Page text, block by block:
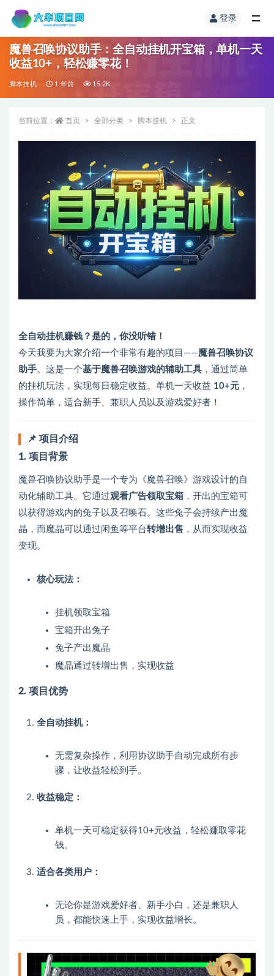
登录
魔兽召唤协议助手：全自动挂机开宝箱，单机一天
收益10+，轻松赚零花！
脚本挂机 1 年前 15.2K
当前位置： 首页 全部分类 脚本挂机 正文
全自动挂机赚钱？是的，你没听错！
今天我要为大家介绍一个非常有趣的项目——魔兽召唤协议
助手。这是一个基于魔兽召唤游戏的辅助工具 ，通过简单
的挂机玩法，实现每日稳定收益。单机一天收益 10+元 ，
操作简单，适合新手、兼职人员以及游戏爱好者！
📌 项目介绍
1. 项目背景
魔兽召唤协议助手是一个专为《魔兽召唤》游戏设计的自
动化辅助工具。它通过观看广告领取宝箱 ，开出的宝箱可
以获得游戏内的兔子以及召唤石。这些兔子会持续产出魔
晶，而魔晶可以通过闲鱼等平台转增出售 ，从而实现收益
变现。
核心玩法：
挂机领取宝箱
宝箱开出兔子
兔子产出魔晶
魔晶通过转增出售，实现收益
2. 项目优势
全自动挂机：
无需复杂操作，利用协议助手自动完成所有步
骤，让收益轻松到手。
收益稳定：
单机一天可稳定获得10+元收益，轻松赚取零花
钱。
适合各类用户：
无论你是游戏爱好者、新手小白，还是兼职人
员，都能快速上手，实现收益增长。